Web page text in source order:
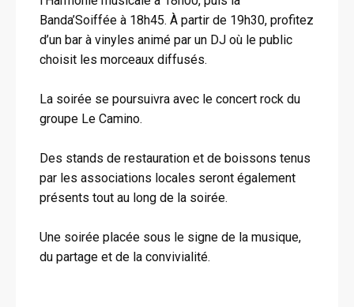
Banda’Soiffée à 18h45. À partir de 19h30, profitez
d’un bar à vinyles animé par un DJ où le public
choisit les morceaux diffusés.
La soirée se poursuivra avec le concert rock du
groupe Le Camino.
Des stands de restauration et de boissons tenus
par les associations locales seront également
présents tout au long de la soirée.
Une soirée placée sous le signe de la musique,
du partage et de la convivialité.